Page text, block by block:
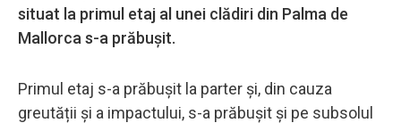
situat la primul etaj al unei clădiri din Palma de
Mallorca s-a prăbușit.
Primul etaj s-a prăbușit la parter și, din cauza
greutății și a impactului, s-a prăbușit și pe subsolul